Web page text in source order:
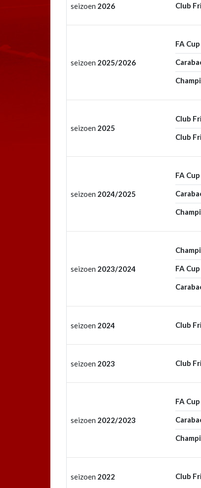
seizoen 2026 Club
seizoen 2025/2026
FA Cup
seizoen 2025
Club
Club
seizoen 2024/2025
FA Cup
seizoen 2023/2024 FA Cup
seizoen 2024 Club
seizoen 2023 Club
seizoen 2022/2023
FA Cup
seizoen 2022 Club